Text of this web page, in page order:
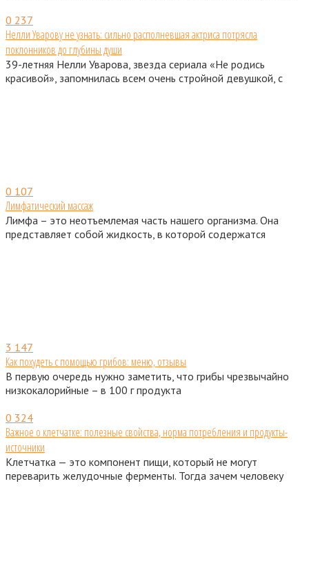
0 237
Нелли Уварову не узнать: сильно располневшая актриса потрясла
поклонников до глубины души
39-летняя Нелли Уварова, звезда сериала «Не родись
красивой», запомнилась всем очень стройной девушкой, с
0 107
Лимфатический массаж
Лимфа – это неотъемлемая часть нашего организма. Она
представляет собой жидкость, в которой содержатся
3 147
Как похудеть с помощью грибов: меню, отзывы
В первую очередь нужно заметить, что грибы чрезвычайно
низкокалорийные – в 100 г продукта
0 324
Важное о клетчатке: полезные свойства, норма потребления и продукты-
источники
Клетчатка — это компонент пищи, который не могут
переварить желудочные ферменты. Тогда зачем человеку